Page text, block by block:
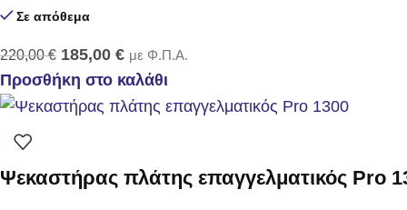
Σε απόθεμα
220,00€ 185,00 € με Φ.Π.Α.
Προσθήκη στο καλάθι
Ψεκαστήρας πλάτης επαγγελματικός Pro